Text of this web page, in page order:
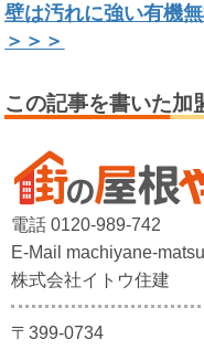
壁は汚れに強い有機
＞＞＞
この記事を書いた加
電話 0120-989-742
E-Mail machiyane-
株式会社イトウ住建
〒399-0734